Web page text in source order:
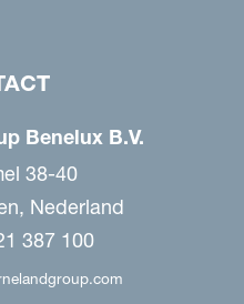
Benelux B.V.
38-40
Nederland
387 100